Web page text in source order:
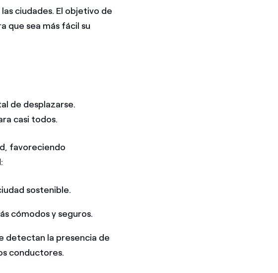
ciudades. El objetivo de
que sea más fácil su
de desplazarse.
casi todos.
favoreciendo
sostenible.
cómodos y seguros.
detectan la presencia de
conductores.